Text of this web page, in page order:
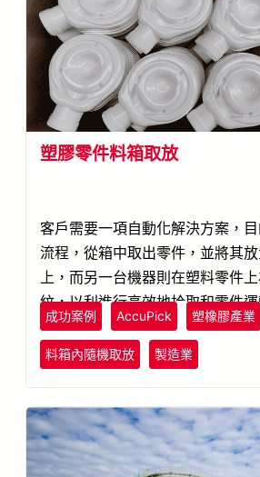
塑膠零件料箱取放
客戶需要一項自動化解決方案，
流程，從箱中取出零件，並將其
上，而另一台機器則在塑料零件
紋，以利進行高效地拾取和零件運
成功案例 AccuPick 塑橡膠產業
料箱內隨機取放 製造業